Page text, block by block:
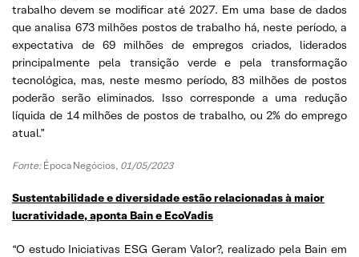
trabalho devem se modificar até 2027. Em uma base de dados
que analisa 673 milhões postos de trabalho há, neste período, a
expectativa de 69 milhões de empregos criados, liderados
principalmente pela transição verde e pela transformação
tecnológica, mas, neste mesmo período, 83 milhões de postos
poderão serão eliminados. Isso corresponde a uma redução
líquida de 14 milhões de postos de trabalho, ou 2% do emprego
atual.”
Fonte: Época Negócios, 01/05/2023
Sustentabilidade e diversidade estão relacionadas à maior
lucratividade, aponta Bain e EcoVadis
“O estudo Iniciativas ESG Geram Valor?, realizado pela Bain em